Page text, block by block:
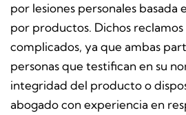
por lesiones personales basada
por productos. Dichos
complicados, ya que ambas
personas que testifican en su
integridad del producto o
abogado con experiencia en